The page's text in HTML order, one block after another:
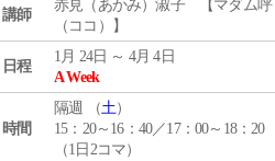
講師
赤見（あかみ）淑子 【マダム呼
（ココ）】
日程
1月 24日 ～ 4月 4日
A Week
時間
隔週 （土）
15：20～16：40／17：00～18：20
（1日2コマ）